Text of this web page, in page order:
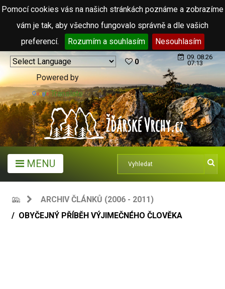
Pomocí cookies vás na našich stránkách poznáme a zobrazíme
vám je tak, aby všechno fungovalo správně a dle vašich
preferencí.
Rozumím a souhlasím Nesouhlasím
Powered by
Translate
0
09. 08.26
07:13
MENU
ARCHIV ČLÁNKŮ (2006 - 2011)
OBYČEJNÝ PŘÍBĚH VÝJIMEČNÉHO ČLOVĚKA